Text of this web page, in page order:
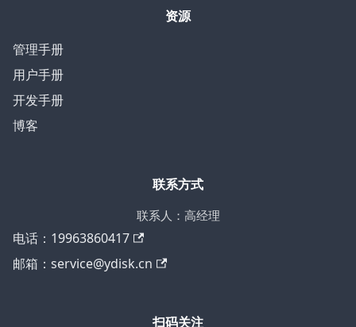
资源
管理手册
用户手册
开发手册
博客
联系方式
联系人：高经理
电话：19963860417
邮箱：service@ydisk.cn
扫码关注